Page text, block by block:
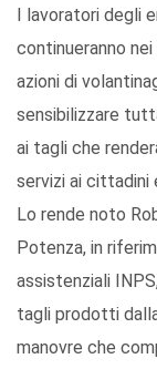
I lavoratori degli
continueranno
azioni di
sensibilizzare
ai tagli che
servizi ai cittadini
Lo rende noto
Potenza, in
assistenziali
tagli prodotti
manovre che